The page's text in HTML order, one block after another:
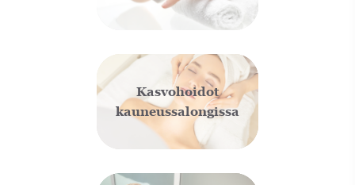
Kasvohoidot
kauneussalongissa